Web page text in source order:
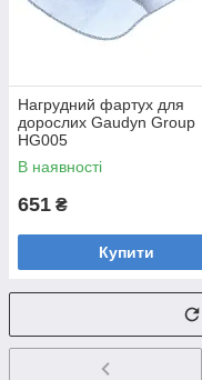
Нагрудний фартух для
дорослих Gaudyn Group
HG005
В наявності
651 ₴
Купити